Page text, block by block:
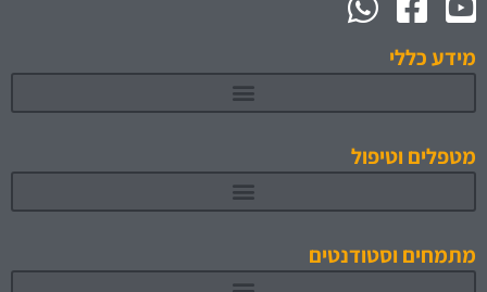
מידע כללי
מטפלים וטיפול
מתמחים וסטודנטים